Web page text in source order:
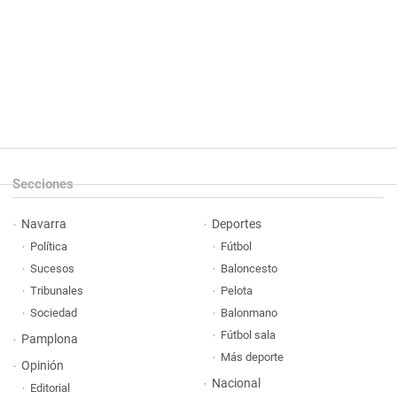
Secciones
Navarra
Política
Sucesos
Tribunales
Sociedad
Pamplona
Opinión
Editorial
Deportes
Fútbol
Baloncesto
Pelota
Balonmano
Fútbol sala
Más deporte
Nacional